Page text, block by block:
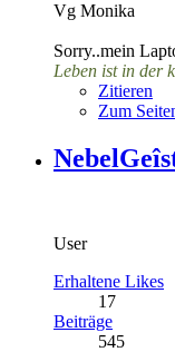
Vg Monika
Sorry..mein
Leben ist in der
Zitieren
Zum
User
Erhaltene Likes
17
Beiträge
545